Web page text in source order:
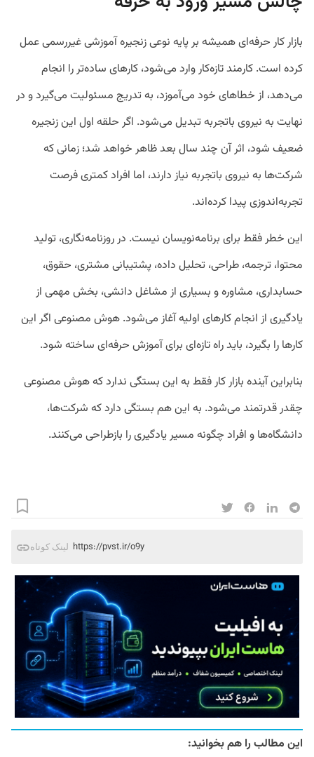
بازار کار حرفه‌ای همیشه بر پایه نوعی زنجیره آموزشی غیررسمی عمل
کرده است. کارمند تازه‌کار وارد می‌شود، کارهای ساده‌تر را انجام
می‌دهد، از خطاهای خود می‌آموزد، به تدریج مسئولیت می‌گیرد و در
نهایت به نیروی باتجربه تبدیل می‌شود. اگر حلقه اول این زنجیره
ضعیف شود، اثر آن چند سال بعد ظاهر خواهد شد؛ زمانی که
شرکت‌ها به نیروی باتجربه نیاز دارند، اما افراد کمتری فرصت
تجربه‌اندوزی پیدا کرده‌اند.
این خطر فقط برای برنامه‌نویسان نیست. در روزنامه‌نگاری، تولید
محتوا، ترجمه، طراحی، تحلیل داده، پشتیبانی مشتری، حقوق،
حسابداری، مشاوره و بسیاری از مشاغل دانشی، بخش مهمی از
یادگیری از انجام کارهای اولیه آغاز می‌شود. هوش مصنوعی اگر این
کارها را بگیرد، باید راه تازه‌ای برای آموزش حرفه‌ای ساخته شود.
بنابراین آینده بازار کار فقط به این بستگی ندارد که هوش مصنوعی
چقدر قدرتمند می‌شود. به این هم بستگی دارد که شرکت‌ها،
دانشگاه‌ها و افراد چگونه مسیر یادگیری را بازطراحی می‌کنند.
لینک کوتاه https://pvst.ir/o9y
این مطالب را هم بخوانید: